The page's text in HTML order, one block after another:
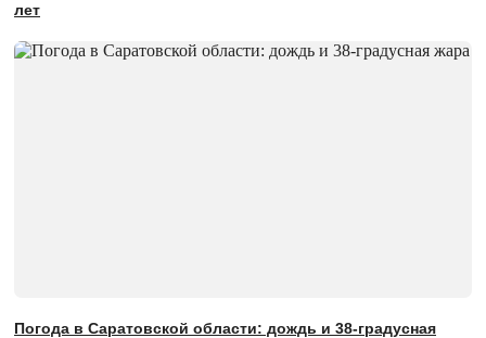
лет
Погода в Саратовской области: дождь и 38-градусная